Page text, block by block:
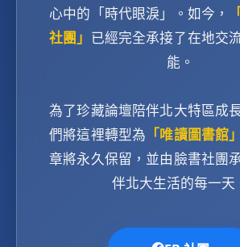
心中的「時代眼淚」。如今，
社團」 已經完全承接了在地交
能。
為了珍藏論壇陪伴北大特區成
們將這裡轉型為 「唯讀圖書館」
章將永久保留，並由臉書社團
伴北大生活的每一天